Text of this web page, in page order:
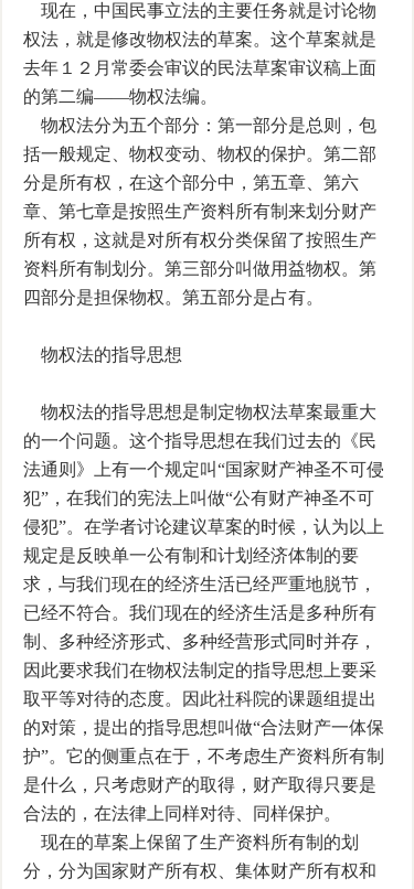
现在，中国民事立法的主要任务就是讨论物
权法，就是修改物权法的草案。这个草案就是
去年１２月常委会审议的民法草案审议稿上面
的第二编——物权法编。
物权法分为五个部分：第一部分是总则，包
括一般规定、物权变动、物权的保护。第二部
分是所有权，在这个部分中，第五章、第六
章、第七章是按照生产资料所有制来划分财产
所有权，这就是对所有权分类保留了按照生产
资料所有制划分。第三部分叫做用益物权。第
四部分是担保物权。第五部分是占有。
物权法的指导思想
物权法的指导思想是制定物权法草案最重大
的一个问题。这个指导思想在我们过去的《民
法通则》上有一个规定叫“国家财产神圣不可侵
犯”，在我们的宪法上叫做“公有财产神圣不可
侵犯”。在学者讨论建议草案的时候，认为以上
规定是反映单一公有制和计划经济体制的要
求，与我们现在的经济生活已经严重地脱节，
已经不符合。我们现在的经济生活是多种所有
制、多种经济形式、多种经营形式同时并存，
因此要求我们在物权法制定的指导思想上要采
取平等对待的态度。因此社科院的课题组提出
的对策，提出的指导思想叫做“合法财产一体保
护”。它的侧重点在于，不考虑生产资料所有制
是什么，只考虑财产的取得，财产取得只要是
合法的，在法律上同样对待、同样保护。
现在的草案上保留了生产资料所有制的划
分，分为国家财产所有权、集体财产所有权和